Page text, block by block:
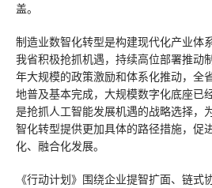
盖。
制造业数智化转型是构建现代化产业体
我省积极抢抓机遇，持续高位部署推动
年大规模的政策激励和体系化推动，全
地普及基本完成，大规模数字化底座已
是抢抓人工智能发展机遇的战略选择，
智化转型提供更加具体的路径措施，促
化、融合化发展。
《行动计划》围绕企业提智扩面、链式